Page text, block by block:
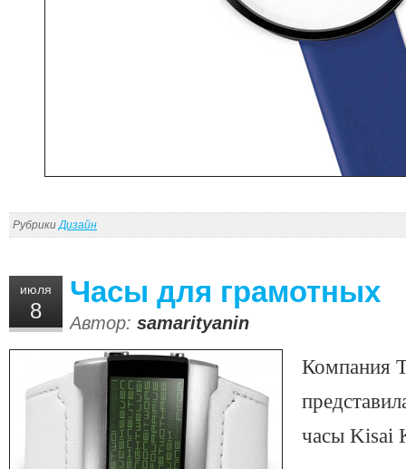
Рубрики Дизайн
июля
8
Часы для грамотных
Автор: samarityanin
Компания
часы Kisai